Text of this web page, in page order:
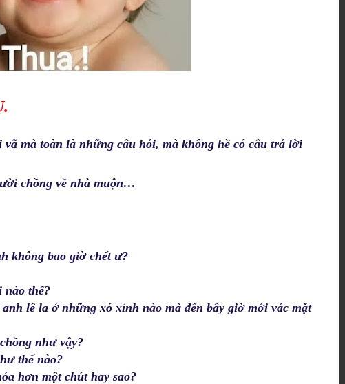
mà toàn là những câu hỏi, mà không hề có câu trả lời
chồng về nhà muộn…
không bao giờ chết ư?
thế?
lê la ở những xó xỉnh nào mà đến bây giờ mới vác mặt
như vậy?
thế nào?
hơn một chút hay sao?